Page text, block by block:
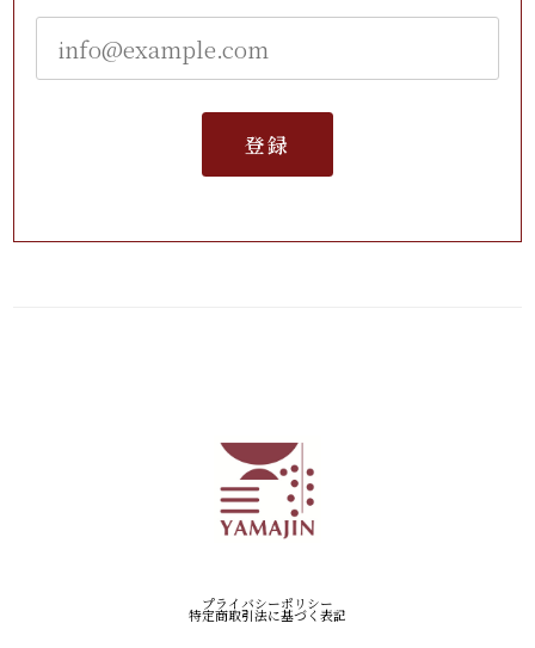
登録
プライバシーポリシー
特定商取引法に基づく表記